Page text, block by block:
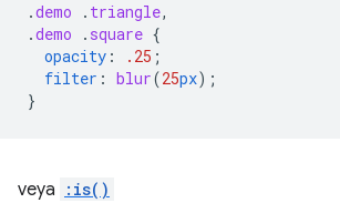
.demo . triangle,
.demo . square {
opacity : .25 ;
filter : blur(25px);
}
veya :is()